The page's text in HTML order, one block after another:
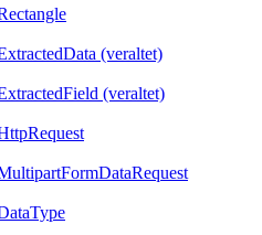
(veraltet)
(veraltet)